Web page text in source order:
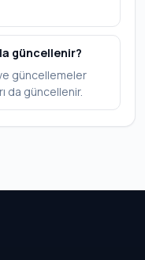
güncellenir?
güncellemeler
da güncellenir.